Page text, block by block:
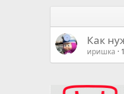
Как
иришка